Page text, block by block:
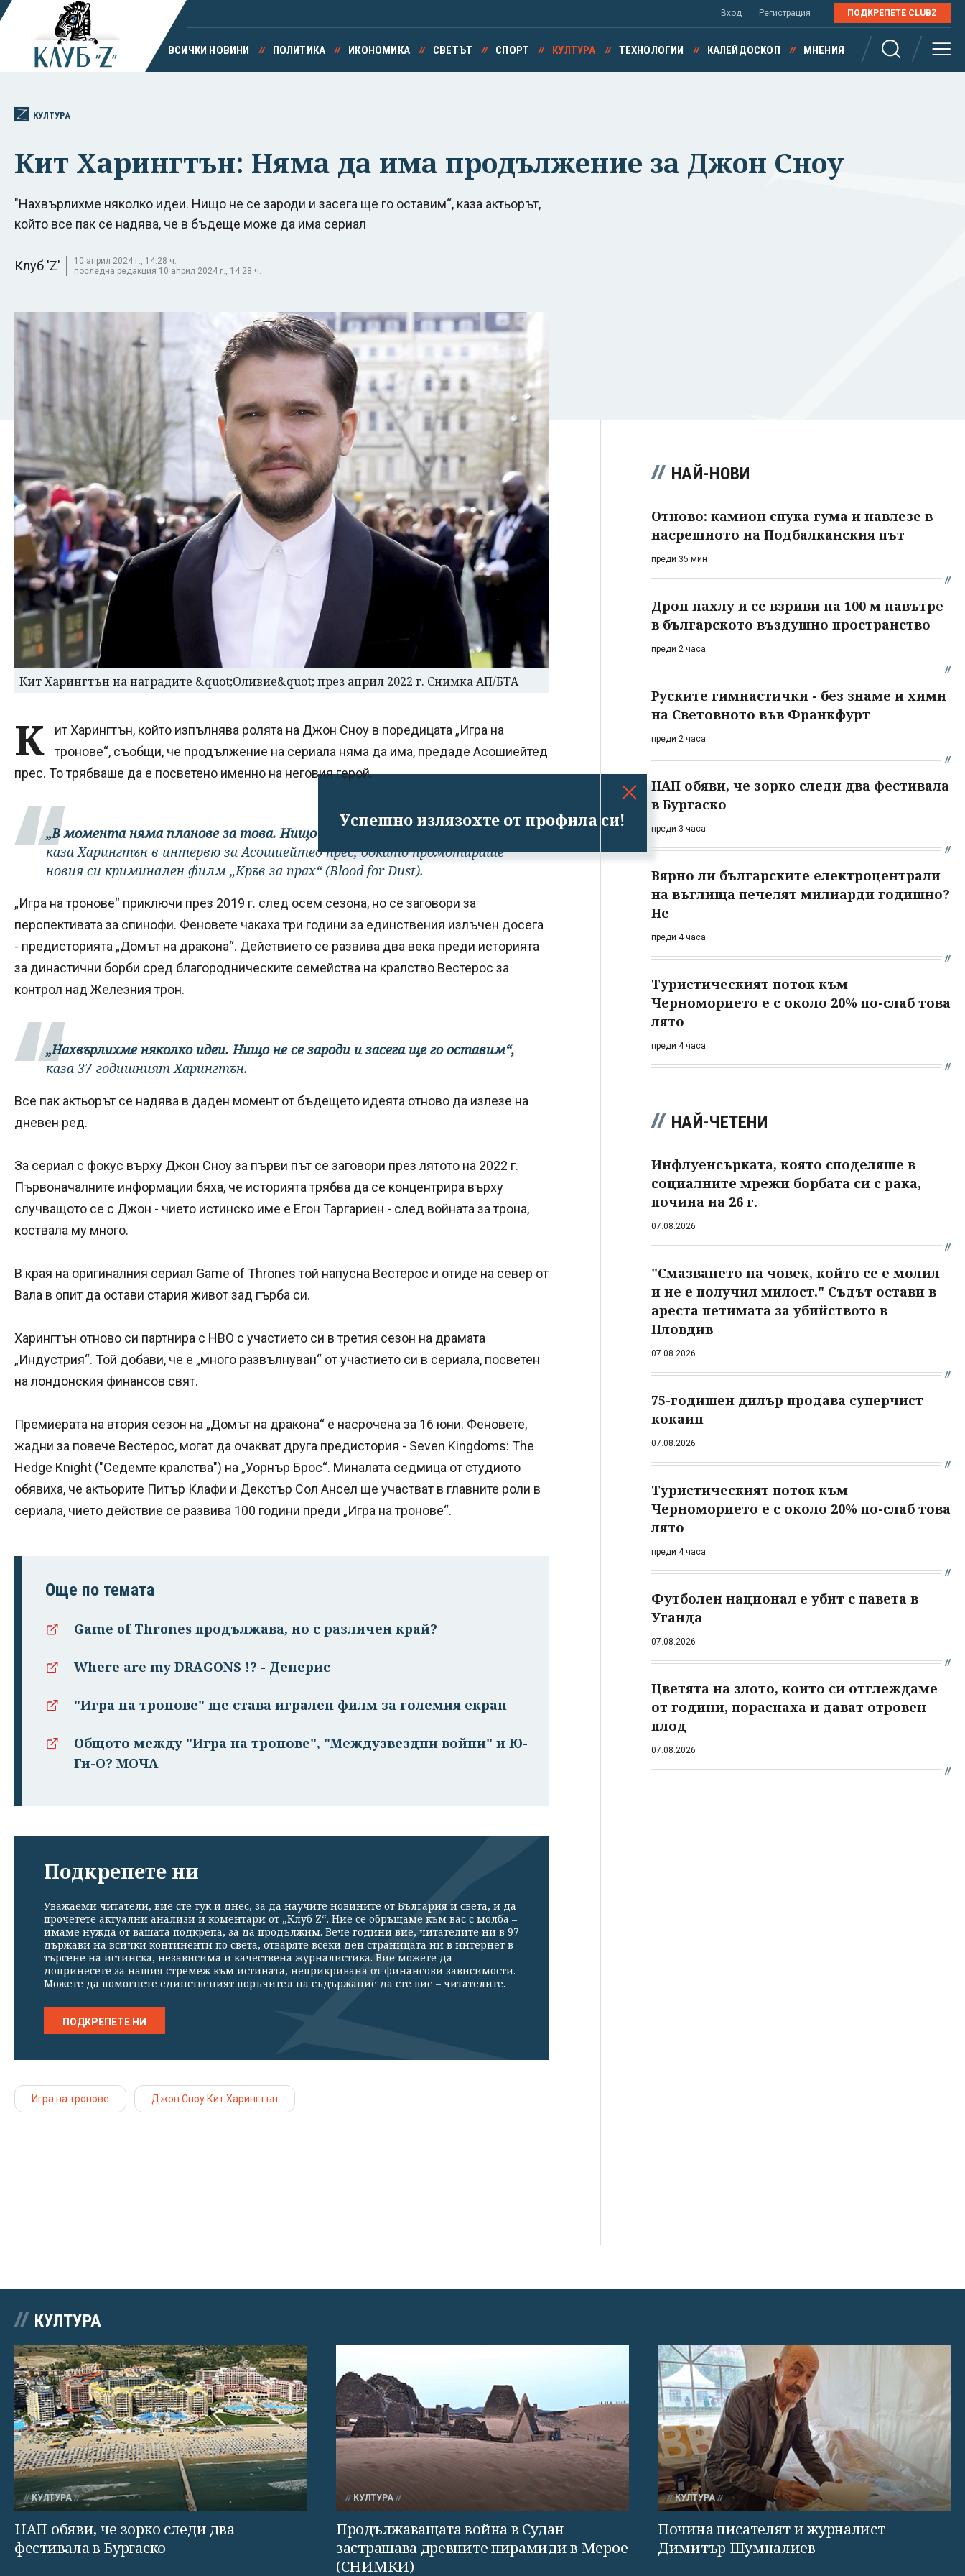
Успешно излязохте от профила си!
Вход Регистрация ПОДКРЕПЕТЕ CLUBZ
ВСИЧКИ НОВИНИ ПОЛИТИКА ИКОНОМИКА СВЕТЪТ СПОРТ КУЛТУРА ТЕХНОЛОГИИ КАЛЕЙДОСКОП МНЕНИЯ
КУЛТУРА
Кит Харингтън: Няма да има продължение за Джон Сноу
"Нахвърлихме няколко идеи. Нищо не се зароди и засега ще го оставим“, каза актьорът,
който все пак се надява, че в бъдеще може да има сериал
Клуб 'Z'
10 април 2024 г., 14:28 ч.
последна редакция 10 април 2024 г., 14:28 ч.
Кит Харингтън на наградите &quot;Оливие&quot; през април 2022 г. Снимка АП/БТА
К
ит Харингтън, който изпълнява ролята на Джон Сноу в поредицата „Игра на
тронове“, съобщи, че продължение на сериала няма да има, предаде Асошиейтед
прес. То трябваше да е посветено именно на неговия герой.
„В момента няма планове за това. Нищо не е обсъждано в близко бъдеще“,
каза Харингтън в интервю за Асошиейтед прес, докато промотираше
новия си криминален филм „Кръв за прах“ (Blood for Dust).
„Игра на тронове“ приключи през 2019 г. след осем сезона, но се заговори за
перспективата за спинофи. Феновете чакаха три години за единствения излъчен досега
- предисторията „Домът на дракона“. Действието се развива два века преди историята
за династични борби сред благородническите семейства на кралство Вестерос за
контрол над Железния трон.
„Нахвърлихме няколко идеи. Нищо не се зароди и засега ще го оставим“,
каза 37-годишният Харингтън.
Все пак актьорът се надява в даден момент от бъдещето идеята отново да излезе на
дневен ред.
За сериал с фокус върху Джон Сноу за първи път се заговори през лятото на 2022 г.
Първоначалните информации бяха, че историята трябва да се концентрира върху
случващото се с Джон - чието истинско име е Егон Таргариен - след войната за трона,
коствала му много.
В края на оригиналния сериал Game of Thrones той напусна Вестерос и отиде на север от
Вала в опит да остави стария живот зад гърба си.
Харингтън отново си партнира с HBO с участието си в третия сезон на драмата
„Индустрия“. Той добави, че е „много развълнуван“ от участието си в сериала, посветен
на лондонския финансов свят.
Премиерата на втория сезон на „Домът на дракона“ е насрочена за 16 юни. Феновете,
жадни за повече Вестерос, могат да очакват друга предистория - Seven Kingdoms: The
Hedge Knight ("Седемте кралства") на „Уорнър Брос“. Миналата седмица от студиото
обявиха, че актьорите Питър Клафи и Декстър Сол Ансел ще участват в главните роли в
сериала, чието действие се развива 100 години преди „Игра на тронове“.
Още по темата
Game of Thrones продължава, но с различен край?
Where are my DRAGONS !? - Денерис
"Игра на тронове" ще става игрален филм за големия екран
Общото между "Игра на тронове", "Междузвездни войни" и Ю-
Ги-О? МОЧА
Подкрепете ни
Уважаеми читатели, вие сте тук и днес, за да научите новините от България и света, и да
прочетете актуални анализи и коментари от „Клуб Z“. Ние се обръщаме към вас с молба –
имаме нужда от вашата подкрепа, за да продължим. Вече години вие, читателите ни в 97
държави на всички континенти по света, отваряте всеки ден страницата ни в интернет в
търсене на истинска, независима и качествена журналистика. Вие можете да
допринесете за нашия стремеж към истината, неприкривана от финансови зависимости.
Можете да помогнете единственият поръчител на съдържание да сте вие – читателите.
ПОДКРЕПЕТЕ НИ
Игра на тронове Джон Сноу Кит Харингтън
НАЙ-НОВИ
Отново: камион спука гума и навлезе в
насрещното на Подбалканския път
преди 35 мин
Дрон нахлу и се взриви на 100 м навътре
в българското въздушно пространство
преди 2 часа
Руските гимнастички - без знаме и химн
на Световното във Франкфурт
преди 2 часа
НАП обяви, че зорко следи два фестивала
в Бургаско
преди 3 часа
Вярно ли българските електроцентрали
на въглища печелят милиарди годишно?
Не
преди 4 часа
Туристическият поток към
Черноморието е с около 20% по-слаб това
лято
преди 4 часа
НАЙ-ЧЕТЕНИ
Инфлуенсърката, която споделяше в
социалните мрежи борбата си с рака,
почина на 26 г.
07.08.2026
"Смазването на човек, който се е молил
и не е получил милост." Съдът остави в
ареста петимата за убийството в
Пловдив
07.08.2026
75-годишен дилър продава суперчист
кокаин
07.08.2026
Туристическият поток към
Черноморието е с около 20% по-слаб това
лято
преди 4 часа
Футболен национал е убит с павета в
Уганда
07.08.2026
Цветята на злото, които си отглеждаме
от години, пораснаха и дават отровен
плод
07.08.2026
КУЛТУРА
КУЛТУРА
НАП обяви, че зорко следи два
фестивала в Бургаско
КУЛТУРА
Продължаващата война в Судан
застрашава древните пирамиди в Мерое
(СНИМКИ)
КУЛТУРА
Почина писателят и журналист
Димитър Шумналиев